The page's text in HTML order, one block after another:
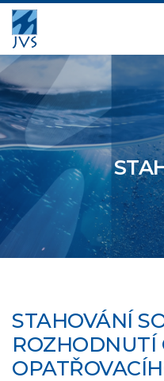
STAHOVÁNÍ
ROZHODNUTÍ